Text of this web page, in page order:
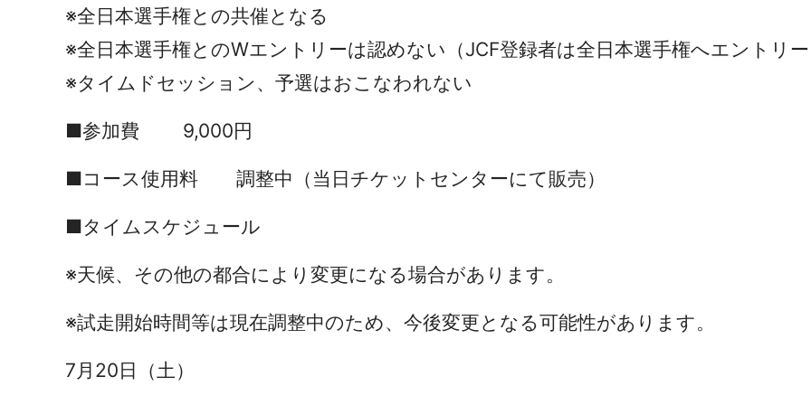
※全日本選手権との共催となる
※全日本選手権とのWエントリーは認めない（JCF登録者は全日本選手権へエントリー
※タイムドセッション、予選はおこなわれない
■参加費 9,000円
■コース使用料 調整中（当日チケットセンターにて販売）
■タイムスケジュール
※天候、その他の都合により変更になる場合があります。
※試走開始時間等は現在調整中のため、今後変更となる可能性があります。
7月20日（土）